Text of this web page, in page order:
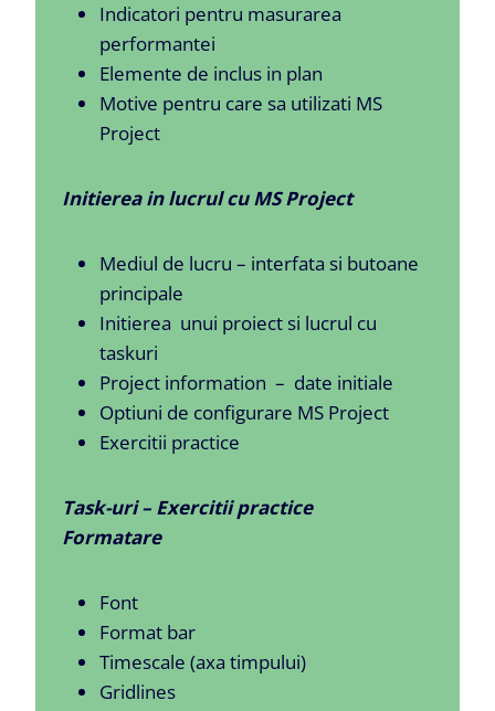
Indicatori pentru masurarea
performantei
Elemente de inclus in plan
Motive pentru care sa utilizati MS
Project
Initierea in lucrul cu MS Project
Mediul de lucru – interfata si butoane
principale
Initierea unui proiect si lucrul cu
taskuri
Project information – date initiale
Optiuni de configurare MS Project
Exercitii practice
Task-uri – Exercitii practice
Formatare
Font
Format bar
Timescale (axa timpului)
Gridlines